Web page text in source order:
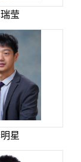
莹
星